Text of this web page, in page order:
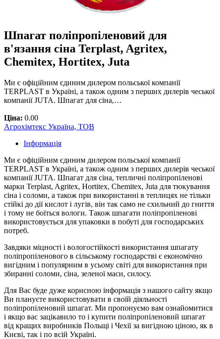
Шпагат поліпропіленовий для
в'язання сіна Terplast, Agritex,
Chemitex, Hortitex, Juta
Ми є офіційним єдиним дилером польської компанії
TERPLAST в Україні, а також одним з перших дилерів чеської
компанії JUTA. Шпагат для сіна,…
Ціна: 0.00
Агрохімтекс Україна, ТОВ
Інформація
Ми є офіційним єдиним дилером польської компанії
TERPLAST в Україні, а також одним з перших дилерів чеської
компанії JUTA. Шпагат для сіна, тепличні поліпропіленові
марки Terplast, Agritex, Hortitex, Chemitex, Juta для тюкування
сіна і соломи, а також при використанні в теплицях не тільки
стійкі до дії кислот і лугів, він так само не схильний до гниття
і тому не боїться вологи. Також шпагати поліпропіленові
використовується для упаковки в побуті для господарських
потреб.
Завдяки міцності і вологостійкості використання шпагату
поліпропіленового в сільському господарстві є економічно
вигідним і популярним в усьому світі для використання при
збиранні соломи, сіна, зеленої маси, силосу.
Для Вас буде дуже корисною інформація з нашого сайту якщо
Ви плануєте використовувати в своїй діяльності
поліпропіленовий шпагат. Ми пропонуємо вам ознайомитися
і якщо вас зацікавило то і купити поліпропіленовий шпагат
від кращих виробників Польщі і Чехії за вигідною ціною, як в
Києві, так і по всій Україні.